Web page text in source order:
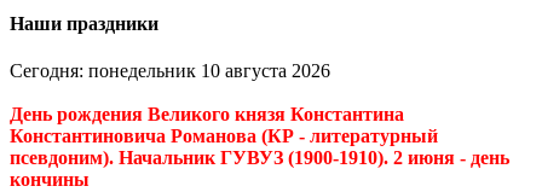
Наши праздники
Сегодня: понедельник 10 августа 2026
День рождения Великого князя Константина
Константиновича Романова (КР - литературный
псевдоним). Начальник ГУВУЗ (1900-1910). 2 июня - день
кончины